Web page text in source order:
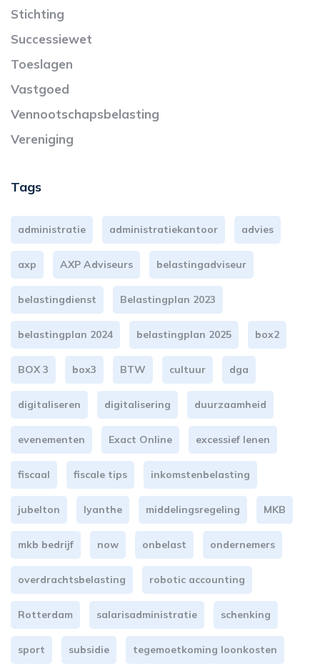
Stichting
Successiewet
Toeslagen
Vastgoed
Vennootschapsbelasting
Vereniging
Tags
administratie administratiekantoor advies
axp AXP Adviseurs belastingadviseur
belastingdienst Belastingplan 2023
belastingplan 2024 belastingplan 2025 box2
BOX 3 box3 BTW cultuur dga
digitaliseren digitalisering duurzaamheid
evenementen Exact Online excessief lenen
fiscaal fiscale tips inkomstenbelasting
jubelton lyanthe middelingsregeling MKB
mkb bedrijf now onbelast ondernemers
overdrachtsbelasting robotic accounting
Rotterdam salarisadministratie schenking
sport subsidie tegemoetkoming loonkosten